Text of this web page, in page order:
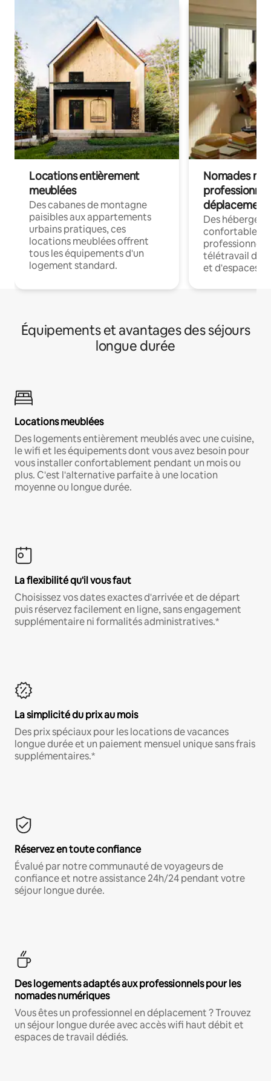
Locations entièrement
meublées
Des cabanes de montagne
paisibles aux appartements
urbains pratiques, ces
locations meublées offrent
tous les équipements d'un
logement standard.
Nomades
déplacement
Des
confortables
professionnels
télétravail
et d'espaces
Équipements et avantages des séjours
longue durée
Locations meublées
Des logements entièrement meublés avec une cuisine,
le wifi et les équipements dont vous avez besoin pour
vous installer confortablement pendant un mois ou
plus. C'est l'alternative parfaite à une location
moyenne ou longue durée.
La flexibilité qu'il vous faut
Choisissez vos dates exactes d'arrivée et de départ
puis réservez facilement en ligne, sans engagement
supplémentaire ni formalités administratives.*
La simplicité du prix au mois
Des prix spéciaux pour les locations de vacances
longue durée et un paiement mensuel unique sans frais
supplémentaires.*
Réservez en toute confiance
Évalué par notre communauté de voyageurs de
confiance et notre assistance 24h/24 pendant votre
séjour longue durée.
Des logements adaptés aux professionnels pour les
nomades numériques
Vous êtes un professionnel en déplacement ? Trouvez
un séjour longue durée avec accès wifi haut débit et
espaces de travail dédiés.